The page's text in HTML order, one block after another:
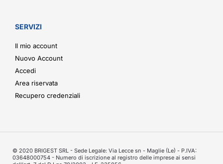
SERVIZI
Il mio account
Nuovo Account
Accedi
Area riservata
Recupero credenziali
© 2020 BRIGEST SRL - Sede Legale: Via Lecce sn - Maglie (Le) - P.IVA:
03648000754 - Numero di iscrizione al registro delle imprese ai sensi